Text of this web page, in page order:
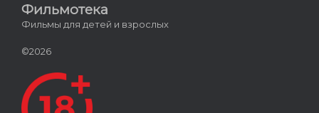
Фильмотека
Фильмы для детей и взрослых
©2026